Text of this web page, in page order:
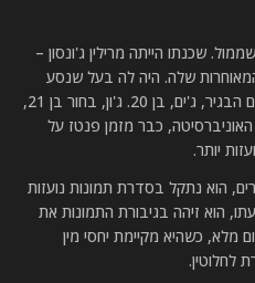
שכנתו הייתה מרילין ג'ונסון –
מושכת וסקסית בשנות ה־30 המאוחרות שלה. היה לה בעל שנסע
לעיתים קרובות בנסיעות עבודה, ובנם הבגיר, ג'ים, בן 20. ג'ון, בחור בן 21,
כבר מזמן פנטז על
יותר.
הוא נתקל בסדרת תמונות נועזות
הוא זיהה בגיבורת התמונות את
מלא, כשהיא מקיימת יחסי מין
לחלוטין.